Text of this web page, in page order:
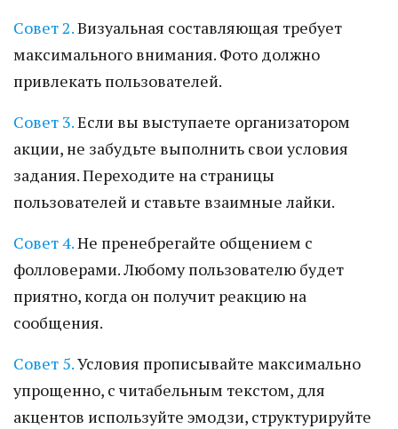
Совет 2.Визуальная составляющая требует
максимального внимания. Фото должно
привлекать пользователей.
Совет 3.Если вы выступаете организатором
акции, не забудьте выполнить свои условия
задания. Переходите на страницы
пользователей и ставьте взаимные лайки.
Совет 4.Не пренебрегайте общением с
фолловерами. Любому пользователю будет
приятно, когда он получит реакцию на
сообщения.
Совет 5.Условия прописывайте максимально
упрощенно, с читабельным текстом, для
акцентов используйте эмодзи, структурируйте